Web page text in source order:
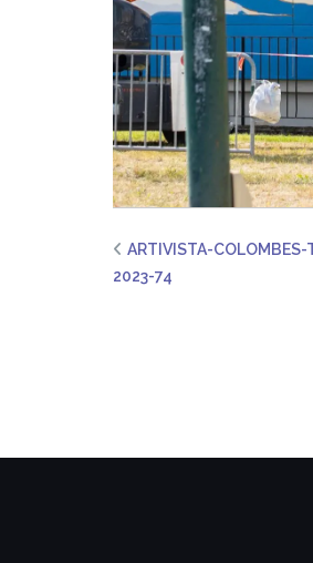
ARTIVISTA-COLOMBES-
2023-74